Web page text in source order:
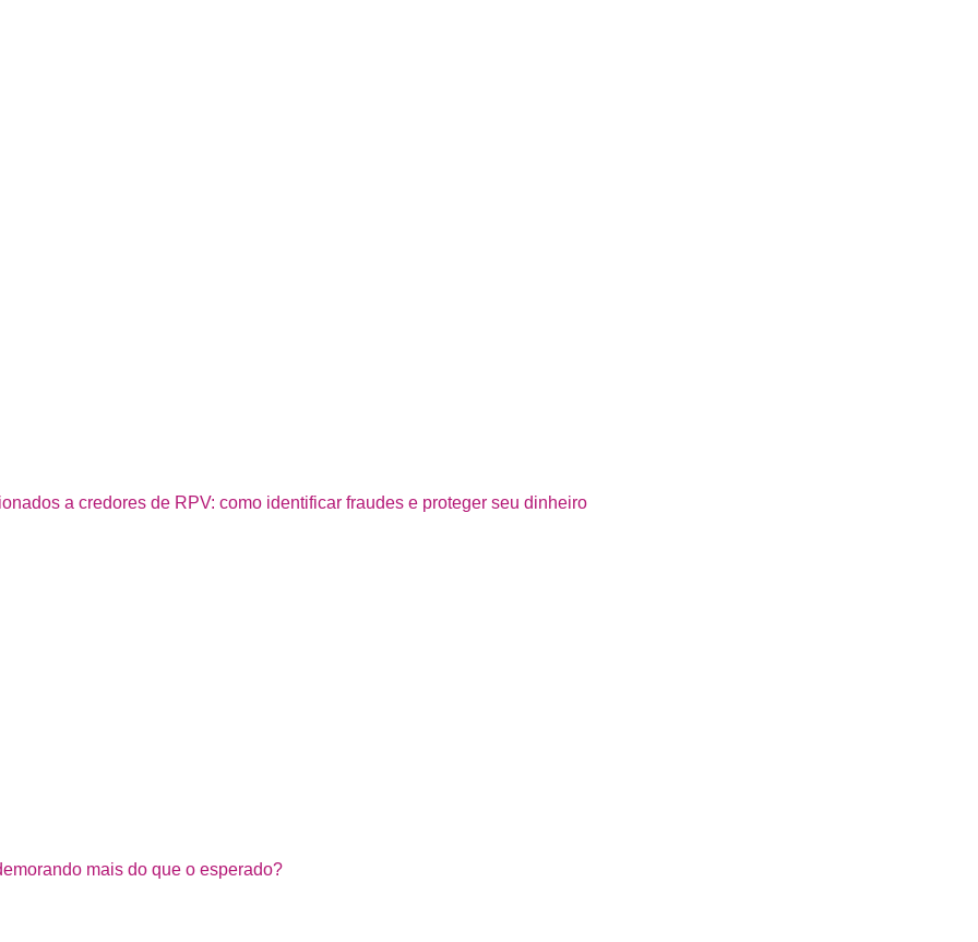
a credores de RPV: como identificar fraudes e proteger seu dinheiro
mais do que o esperado?